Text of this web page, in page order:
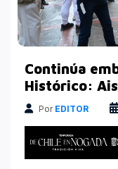
Continúa
Histórico:
Por EDITOR
Columnas
Finanzas
Columnas
Principales
Nacional